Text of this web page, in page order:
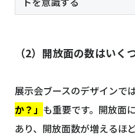
（2）開放面の数はいく
展示会ブースのデザインで
か？」 も重要です。開放面
あり、開放面数が増えるほ